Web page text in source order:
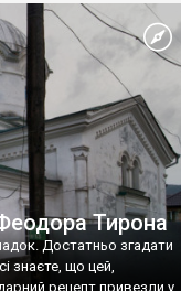
Василем-
Русі. На честь
[…]
Тирона
Достатньо згадати
знаєте, що цей,
рецепт привезли у